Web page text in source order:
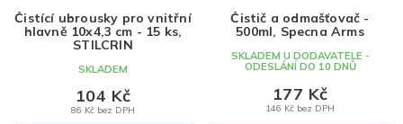
Čistící ubrousky pro vnitřní
hlavně 10x4,3 cm - 15 ks,
STILCRIN
SKLADEM
86 Kč bez DPH
104 Kč
Čistič a odmašťovač -
500ml, Specna Arms
SKLADEM U DODAVATELE -
ODESLÁNÍ DO 10 DNŮ
146 Kč bez DPH
177 Kč